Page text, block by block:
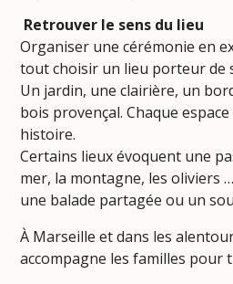
Retrouver le sens du lieu
Organiser une cérémonie en
tout choisir un lieu porteur de
Un jardin, une clairière, un
bois provençal. Chaque
histoire.
Certains lieux évoquent une
mer, la montagne, les oliviers
une balade partagée ou un
À Marseille et dans les
accompagne les familles pour